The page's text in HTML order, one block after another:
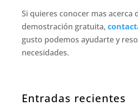
Si quieres conocer mas acerca
demostración gratuita,
gusto podemos ayudarte y
necesidades.
Entradas recientes